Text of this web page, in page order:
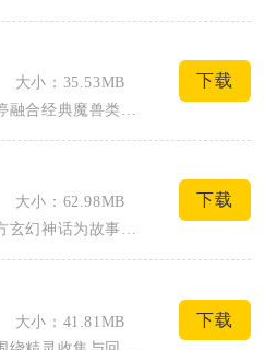
大小：35.53MB
下载
大小：62.98MB
下载
大小：41.81MB
下载